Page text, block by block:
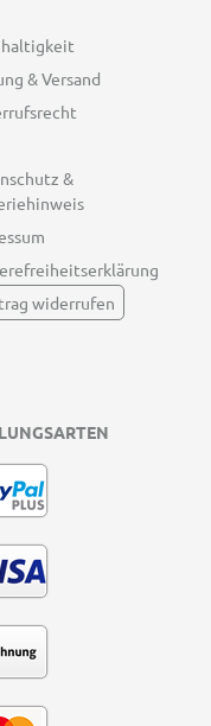
& Versand
&
widerrufen